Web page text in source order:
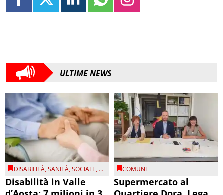
ULTIME NEWS
DISABILITÀ,SANITÀ,SOCIALE, ...
Disabilità in Valle
COMUNI
Supermercato al